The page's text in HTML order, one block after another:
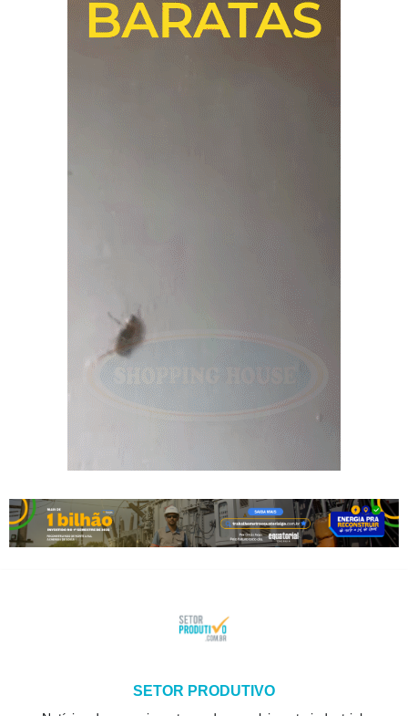
SETOR PRODUTIVO